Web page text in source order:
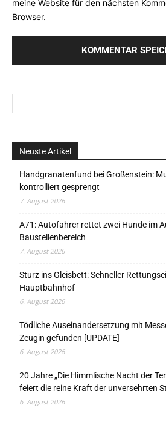
meine Website für den nächsten
Browser.
Neuste Artikel
Handgranatenfund bei Großenstein:
kontrolliert gesprengt
7. August 2026
A71: Autofahrer rettet zwei Hunde im
Baustellenbereich
7. August 2026
Sturz ins Gleisbett: Schneller
Hauptbahnhof
6. August 2026
Tödliche Auseinandersetzung mit
Zeugin gefunden [UPDATE]
6. August 2026
20 Jahre „Die Himmlische Nacht der
feiert die reine Kraft der unversehrten
6. August 2026